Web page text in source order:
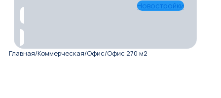
Новостройки
Главная/Коммерческая/Офис/Офис 270 м2